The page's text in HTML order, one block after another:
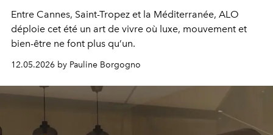
Entre Cannes, Saint-Tropez et la Méditerranée, ALO
déploie cet été un art de vivre où luxe, mouvement et
bien-être ne font plus qu’un.
12.05.2026 by Pauline Borgogno